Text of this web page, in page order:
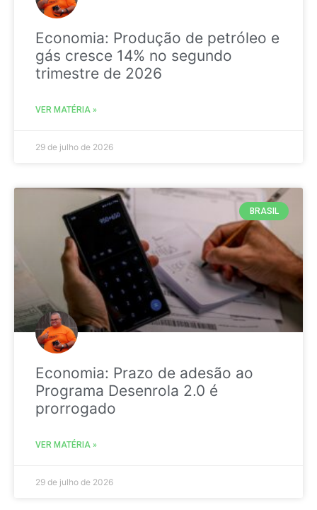
Economia: Produção de petróleo e
gás cresce 14% no segundo
trimestre de 2026
VER MATÉRIA »
29 de julho de 2026
BRASIL
Economia: Prazo de adesão ao
Programa Desenrola 2.0 é
prorrogado
VER MATÉRIA »
29 de julho de 2026